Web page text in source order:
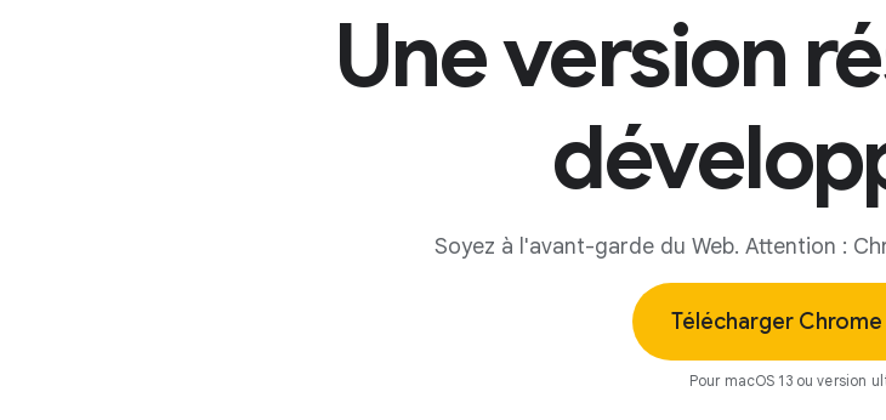
Une version
Soyez à l'avant-garde du Web. Attention :
Télécharger
Pour macOS 13 ou version